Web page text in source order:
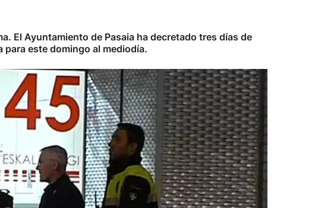
El Ayuntamiento de Pasaia ha decretado tres días de
este domingo al mediodía.